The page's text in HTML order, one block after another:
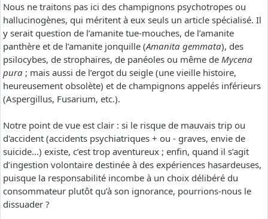
Nous ne traitons pas ici des champignons psychotropes ou
hallucinogènes, qui méritent à eux seuls un article spécialisé. Il
y serait question de l’amanite tue-mouches, de l’amanite
panthère et de l’amanite jonquille (Amanita gemmata), des
psilocybes, de strophaires, de panéoles ou même de Mycena
pura ; mais aussi de l’ergot du seigle (une vieille histoire,
heureusement obsolète) et de champignons appelés inférieurs
(Aspergillus, Fusarium, etc.).
Notre point de vue est clair : si le risque de mauvais trip ou
d'accident (accidents psychiatriques + ou - graves, envie de
suicide...) existe, c’est trop aventureux ; enfin, quand il s’agit
d’ingestion volontaire destinée à des expériences hasardeuses,
puisque la responsabilité incombe à un choix délibéré du
consommateur plutôt qu’à son ignorance, pourrions-nous le
dissuader ?